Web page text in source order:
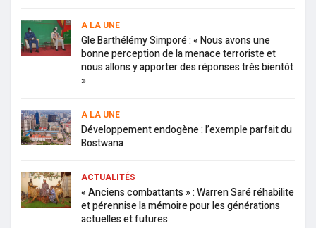
A LA UNE
Gle Barthélémy Simporé : « Nous avons une
bonne perception de la menace terroriste et
nous allons y apporter des réponses très bientôt
»
A LA UNE
Développement endogène : l’exemple parfait du
Bostwana
ACTUALITÉS
« Anciens combattants » : Warren Saré réhabilite
et pérennise la mémoire pour les générations
actuelles et futures